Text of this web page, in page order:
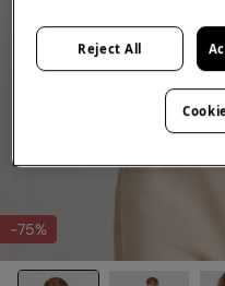
-75%
Reject All